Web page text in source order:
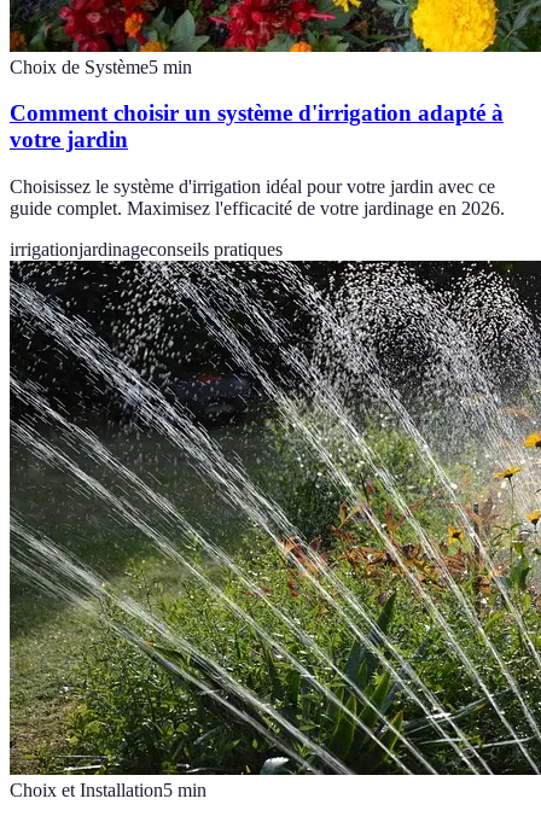
Choix de Système5 min
Comment choisir un système d'irrigation adapté à
votre jardin
Choisissez le système d'irrigation idéal pour votre jardin avec ce
guide complet. Maximisez l'efficacité de votre jardinage en 2026.
irrigationjardinageconseils pratiques
Choix et Installation5 min